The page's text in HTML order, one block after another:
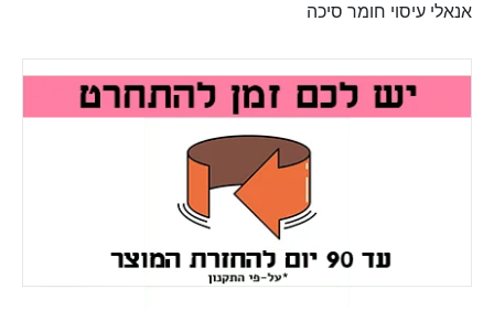
אנאלי עיסוי חומר סיכה